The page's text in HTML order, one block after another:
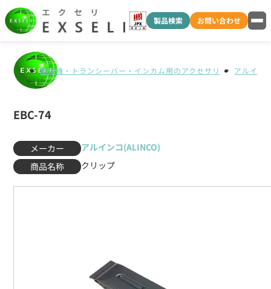
製品検索 お問い合わせ
無線機・トランシーバー・インカム用のアクセサリ アルイン
EBC-74
メーカー
アルインコ(ALINCO)
商品名称
クリップ